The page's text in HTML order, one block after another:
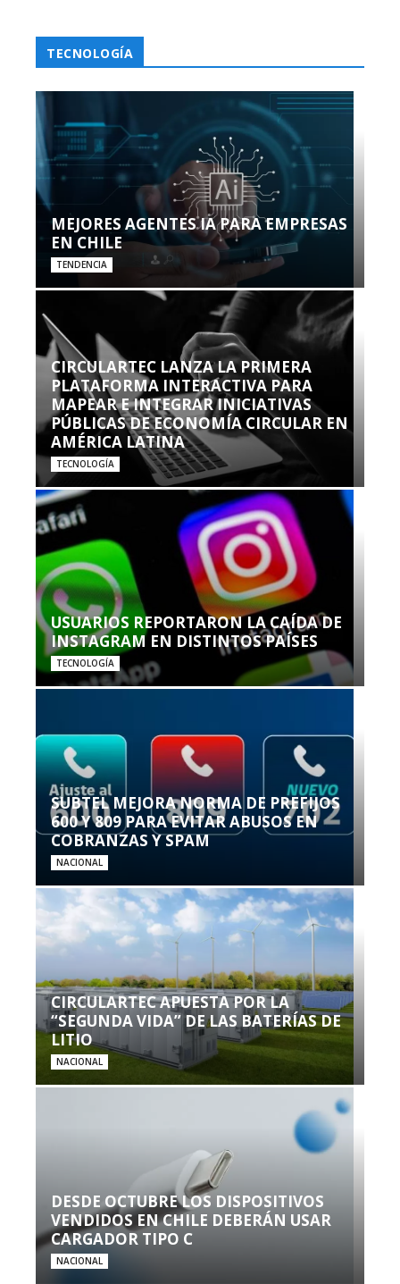
TECNOLOGÍA
MEJORES AGENTES IA PARA EMPRESAS
EN CHILE
TENDENCIA
CIRCULARTEC LANZA LA PRIMERA
PLATAFORMA INTERACTIVA PARA
MAPEAR E INTEGRAR INICIATIVAS
PÚBLICAS DE ECONOMÍA CIRCULAR EN
AMÉRICA LATINA
TECNOLOGÍA
USUARIOS REPORTARON LA CAÍDA DE
INSTAGRAM EN DISTINTOS PAÍSES
TECNOLOGÍA
SUBTEL MEJORA NORMA DE PREFIJOS
600 Y 809 PARA EVITAR ABUSOS EN
COBRANZAS Y SPAM
NACIONAL
CIRCULARTEC APUESTA POR LA
“SEGUNDA VIDA” DE LAS BATERÍAS DE
LITIO
NACIONAL
DESDE OCTUBRE LOS DISPOSITIVOS
VENDIDOS EN CHILE DEBERÁN USAR
CARGADOR TIPO C
NACIONAL